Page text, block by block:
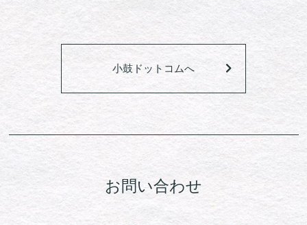
小鼓ドットコムへ
お問い合わせ